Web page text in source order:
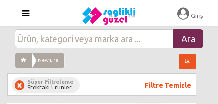
Giriş
New Life
Süper Filtreleme
Stoktaki Ürünler Filtre Temizle